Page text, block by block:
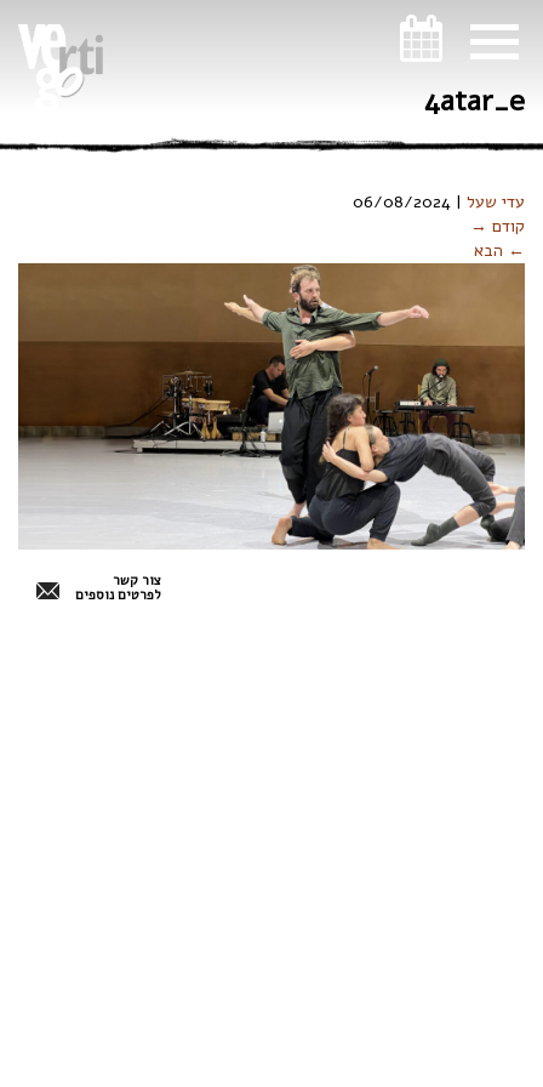
4atar_e
עדי שעל |
06/08/2024
קודם →
← הבא
צור קשר
לפרטים נוספים